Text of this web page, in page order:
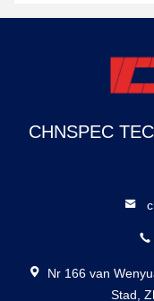
CHNSPEC
Nr 166 van
Stad,